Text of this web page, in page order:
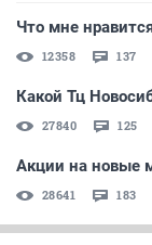
Что мне
12358 137
Какой Тц
27840 125
Акции на новые
28641 183